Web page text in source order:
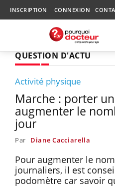
INSCRIPTION CONNEXION
QUESTION D'ACTU
Activité physique
Marche : porter
augmenter le
jour
Par Diane Cacciarella
Pour augmenter le
journaliers, il est
podomètre car savoir